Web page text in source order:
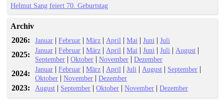
Helmut Sang feiert 70. Geburtstag
Archiv
2026:
Januar |Februar |März | April |Mai |Juni |Juli
2025: Januar |Februar |März | April |Mai |Juni |Juli | August |
September |Oktober |November |Dezember
2024: Januar |Februar |März | April |Juli | August | September |
Oktober |November |Dezember
2023: August | September |Oktober |November |Dezember